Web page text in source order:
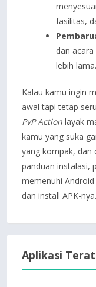
fasilitas,
dan
lebih lama.
Kalau kamu ingin
awal tapi tetap
PvP Action layak
kamu yang suka
yang kompak, dan
panduan instalasi,
memenuhi
dan install APK-nya.
Aplikasi